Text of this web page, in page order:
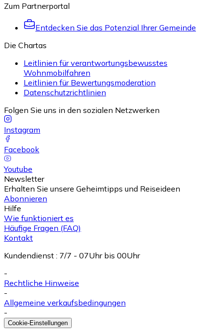
Zum Partnerportal
Entdecken Sie das Potenzial Ihrer Gemeinde
Die Chartas
Leitlinien für verantwortungsbewusstes
Wohnmobilfahren
Leitlinien für Bewertungsmoderation
Datenschutzrichtlinien
Folgen Sie uns in den sozialen Netzwerken
Instagram
Facebook
Youtube
Newsletter
Erhalten Sie unsere Geheimtipps und Reiseideen
Abonnieren
Hilfe
Wie funktioniert es
Häufige Fragen (FAQ)
Kontakt
Kundendienst : 7/7 - 07Uhr bis 00Uhr
-
Rechtliche Hinweise
-
Allgemeine verkaufsbedingungen
-
Cookie-Einstellungen